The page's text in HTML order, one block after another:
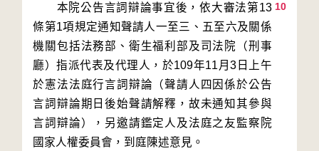
10
本院公告言詞辯論事宜後，依大審法第13
條第1項規定通知聲請人一至三、五至六及關係
機關包括法務部、衛生福利部及司法院（刑事
廳）指派代表及代理人，於109年11月3日上午
於憲法法庭行言詞辯論（聲請人四因係於公告
言詞辯論期日後始聲請解釋，故未通知其參與
言詞辯論），另邀請鑑定人及法庭之友監察院